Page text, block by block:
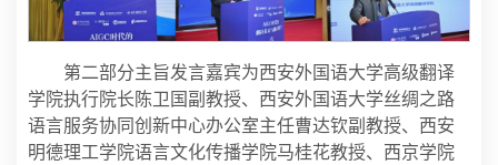
第二部分主旨发言嘉宾为西安外国语大学高级翻译
学院执行院长陈卫国副教授、西安外国语大学丝绸之路
语言服务协同创新中心办公室主任曹达钦副教授、西安
明德理工学院语言文化传播学院马桂花教授、西京学院